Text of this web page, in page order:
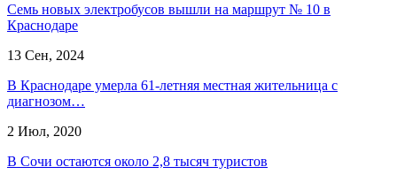
Семь новых электробусов вышли на маршрут № 10 в
Краснодаре
13 Сен, 2024
В Краснодаре умерла 61-летняя местная жительница с
диагнозом…
2 Июл, 2020
В Сочи остаются около 2,8 тысяч туристов